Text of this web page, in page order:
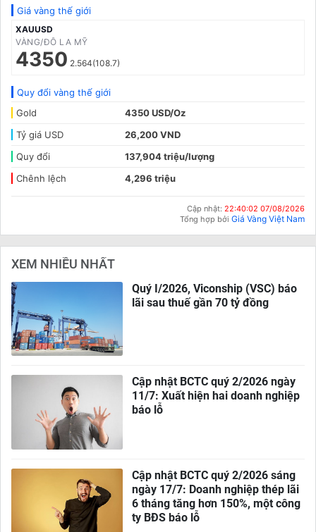
Giá vàng thế giới
XAUUSD
VÀNG/ĐÔ LA MỸ
4350 2.564(108.7)
Quy đổi vàng thế giới
Gold
4350 USD/Oz
Tỷ giá USD
26,200 VND
Quy đổi
137,904 triệu/lượng
Chênh lệch
4,296 triệu
Cập nhật: 22:40:02 07/08/2026
Tổng hợp bởi Giá Vàng Việt Nam
XEM NHIỀU NHẤT
Quý I/2026, Viconship (VSC) báo
lãi sau thuế gần 70 tỷ đồng
Cập nhật BCTC quý 2/2026 ngày
11/7: Xuất hiện hai doanh nghiệp
báo lỗ
Cập nhật BCTC quý 2/2026 sáng
ngày 17/7: Doanh nghiệp thép lãi
6 tháng tăng hơn 150%, một công
ty BĐS báo lỗ